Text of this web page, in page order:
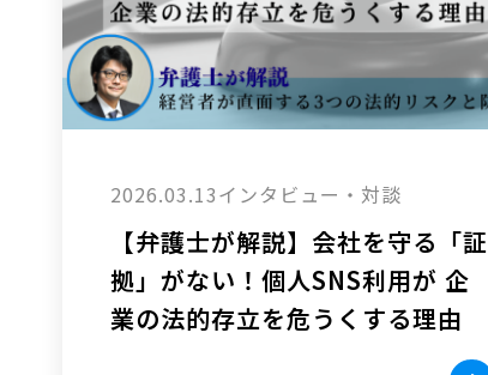
2026.03.13インタビュー・対談
【弁護士が解説】会社を守る「証
拠」がない！個人SNS利用が 企
業の法的存立を危うくする理由